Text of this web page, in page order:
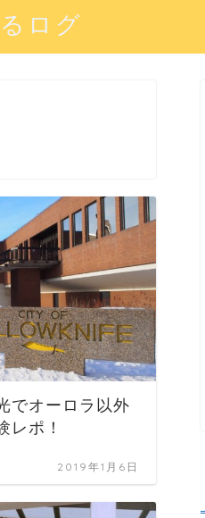
ログ
でオーロラ以外
レポ！
2019年1月6日